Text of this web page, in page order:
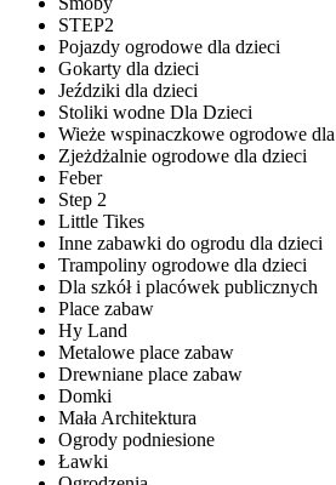
STEP2
Pojazdy ogrodowe dla dzieci
Gokarty dla dzieci
Jeździki dla dzieci
Stoliki wodne Dla Dzieci
Wieże wspinaczkowe ogrodowe
Zjeżdżalnie ogrodowe dla dzieci
Feber
Step 2
Little Tikes
Inne zabawki do ogrodu dla dzieci
Trampoliny ogrodowe dla dzieci
Dla szkół i placówek publicznych
Place zabaw
Hy Land
Metalowe place zabaw
Drewniane place zabaw
Domki
Mała Architektura
Ogrody podniesione
Ławki